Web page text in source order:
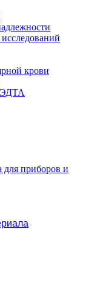
крови
ЭДТА
приборов и